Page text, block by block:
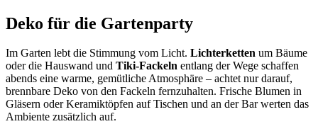
Deko für die Gartenparty
Im Garten lebt die Stimmung vom Licht. Lichterketten um Bäume
oder die Hauswand und Tiki-Fackeln entlang der Wege schaffen
abends eine warme, gemütliche Atmosphäre – achtet nur darauf,
brennbare Deko von den Fackeln fernzuhalten. Frische Blumen in
Gläsern oder Keramiktöpfen auf Tischen und an der Bar werten das
Ambiente zusätzlich auf.